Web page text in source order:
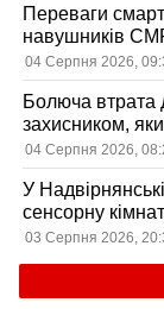
Переваги
навушників
користувачів
04 Серпня 2026,
Болюча втрата
захисником,
04 Серпня 2026,
У
сенсорну
03 Серпня 2026,